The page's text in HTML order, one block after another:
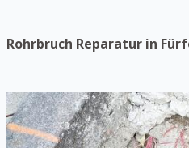
Rohrbruch Reparatur in